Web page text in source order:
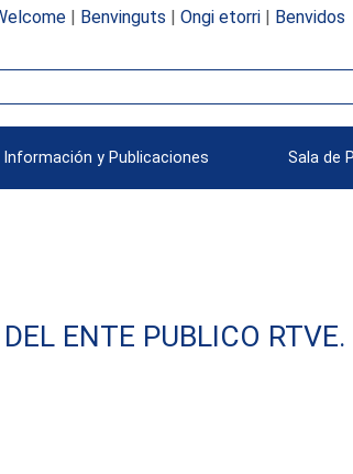
| Benvinguts | Ongi etorri| Benvidos
Información y Publicaciones Sala de
ENTE PUBLICO RTVE.